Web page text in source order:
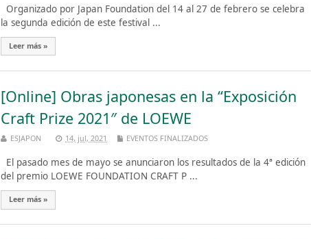
Organizado por Japan Foundation del 14 al 27 de febrero se celebra
la segunda edición de este festival ...
Leer más »
[Online] Obras japonesas en la “Exposición
Craft Prize 2021″ de LOEWE
ESJAPON 14, jul, 2021 EVENTOS FINALIZADOS
El pasado mes de mayo se anunciaron los resultados de la 4ª edición
del premio LOEWE FOUNDATION CRAFT P ...
Leer más »